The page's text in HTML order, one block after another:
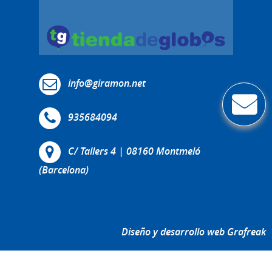
info@giramon.net
935684094
C/ Tallers 4 | 08160 Montmeló
(Barcelona)
Diseño y desarrollo web Grafreak